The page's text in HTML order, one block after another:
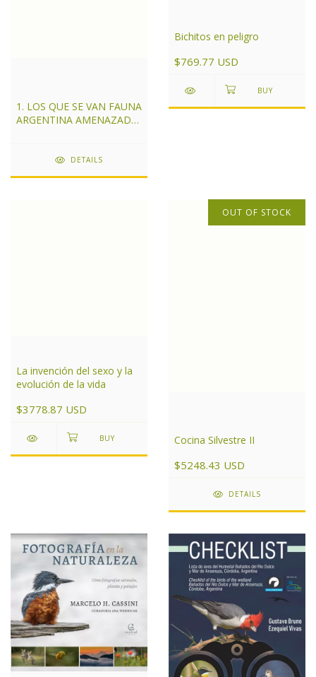
1. LOS QUE SE VAN FAUNA
ARGENTINA AMENAZADA
DETAILS
Bichitos en peligro
$769.77 USD
La invención del sexo y la
evolución de la vida
$3778.87 USD
OUT OF STOCK
Cocina Silvestre II
$5248.43 USD
DETAILS